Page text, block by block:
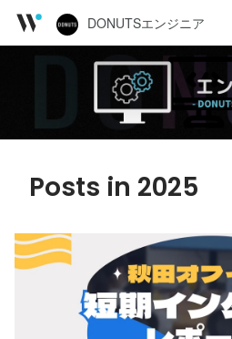
DONUTSエンジニア
Posts in 2025